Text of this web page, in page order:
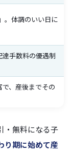
。体調のいい日に
手数料の優遇制
、産後までその
・無料になる子
り期に始めて産